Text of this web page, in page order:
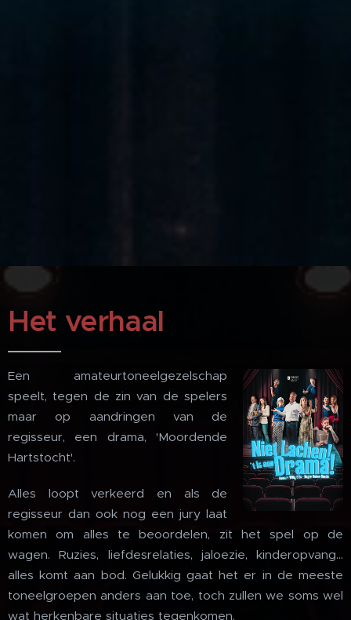
Het verhaal
Een amateurtoneelgezelschap
speelt, tegen de zin van de spelers
maar op aandringen van de
regisseur, een drama, 'Moordende
Hartstocht'.
Alles loopt verkeerd en als de
regisseur dan ook nog een jury laat
komen om alles te beoordelen, zit het spel op de
wagen. Ruzies, liefdesrelaties, jaloezie, kinderopvang…
alles komt aan bod. Gelukkig gaat het er in de meeste
toneelgroepen anders aan toe, toch zullen we soms wel
wat herkenbare situaties tegenkomen.